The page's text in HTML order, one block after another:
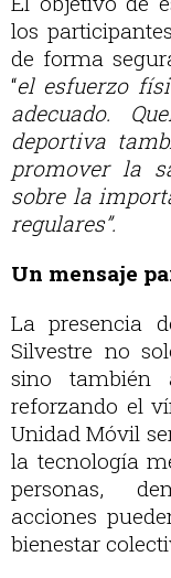
los
de forma
“el esfuerzo
adecuado.
deportiva
promover la
sobre la
regulares”.
Un mensaje
La presencia
Silvestre no
sino también
reforzando el
Unidad Móvil
la tecnología
personas,
acciones
bienestar